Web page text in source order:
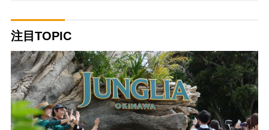
注目TOPIC